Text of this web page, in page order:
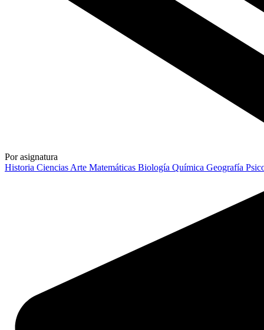
Por asignatura
Historia Ciencias Arte Matemáticas Biología Química Geografía